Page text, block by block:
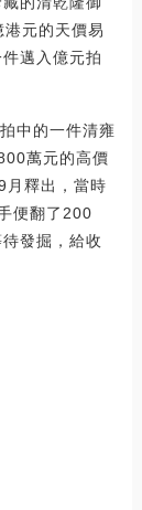
元的天價易
邁入億元拍
中的一件清雍
萬元的高價
月釋出，當時
便翻了200
發掘，給收